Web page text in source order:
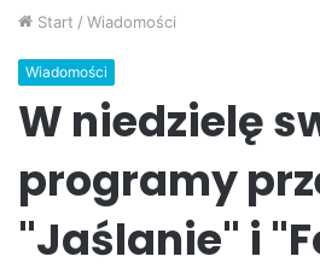
Start / Wiadomości
Wiadomości
W niedzielę
programy
"Jaślanie" i